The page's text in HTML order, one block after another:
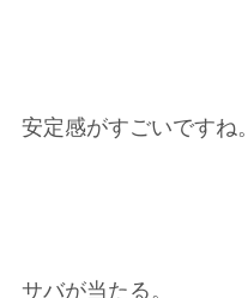
安定感がすごいですね。
サバが当たる。